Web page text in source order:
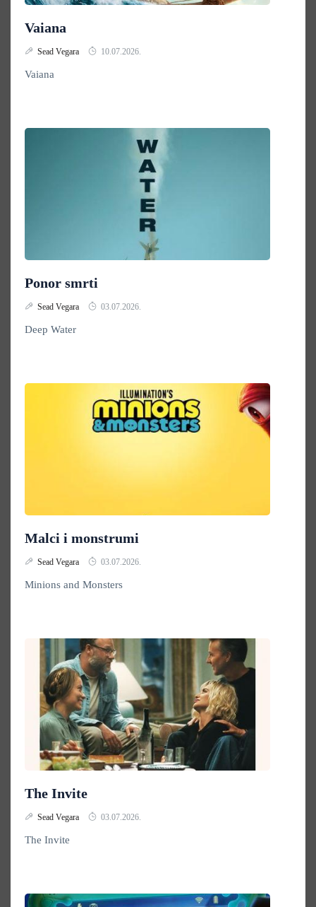
Vaiana
Sead Vegara 10.07.2026.
Vaiana
Ponor smrti
Sead Vegara 03.07.2026.
Deep Water
Malci i monstrumi
Sead Vegara 03.07.2026.
Minions and Monsters
The Invite
Sead Vegara 03.07.2026.
The Invite